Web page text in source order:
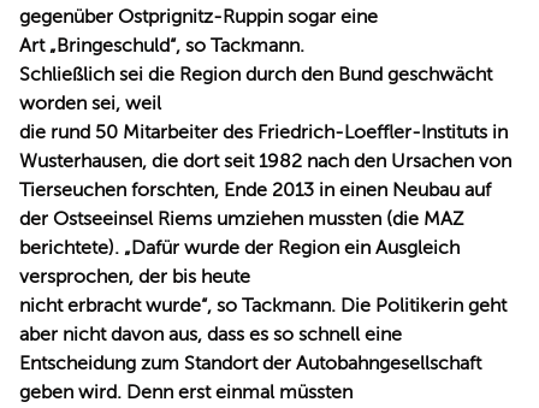
gegenüber Ostprignitz-Ruppin sogar eine
Art „Bringeschuld“, so Tackmann.
Schließlich sei die Region durch den Bund geschwächt
worden sei, weil
die rund 50 Mitarbeiter des Friedrich-Loeffler-Instituts in
Wusterhausen, die dort seit 1982 nach den Ursachen von
Tierseuchen forschten, Ende 2013 in einen Neubau auf
der Ostseeinsel Riems umziehen mussten (die MAZ
berichtete). „Dafür wurde der Region ein Ausgleich
versprochen, der bis heute
nicht erbracht wurde“, so Tackmann. Die Politikerin geht
aber nicht davon aus, dass es so schnell eine
Entscheidung zum Standort der Autobahngesellschaft
geben wird. Denn erst einmal müssten